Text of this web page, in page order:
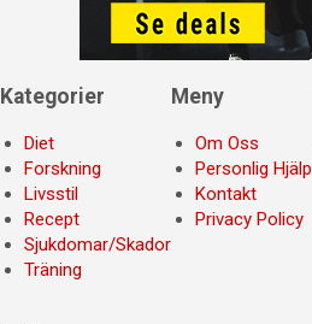
Kategorier
Diet
Forskning
Livsstil
Recept
Sjukdomar/Skador
Träning
Meny
Om Oss
Personlig Hjälp
Kontakt
Privacy Policy